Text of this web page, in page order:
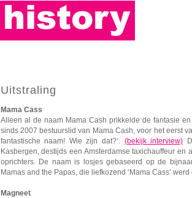
Uitstraling
Mama Cass
Alleen al de naam Mama Cash prikkelde de fantasie
sinds 2007 bestuurslid van Mama Cash, voor het eerst
fantastische naam! Wie zijn dat?’. (bekijk interview)
Kasbergen, destijds een Amsterdamse taxichauffeur
oprichters. De naam is losjes gebaseerd op de
Mamas and the Papas, die liefkozend ‘Mama Cass’ werd
Magneet